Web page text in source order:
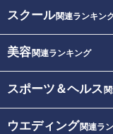
スクール関連ランキン
美容関連ランキング
スポーツ＆ヘルス
ウエディング関連ラ